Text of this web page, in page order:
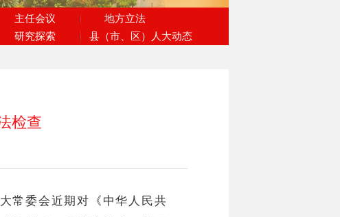
主任会议
地方立法
研究探索 县（市、区）人大动态
检查
常委会近期对《中华人民共